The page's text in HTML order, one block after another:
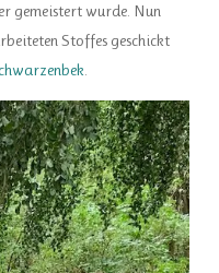
gemeistert wurde. Nun
Stoffes geschickt
.